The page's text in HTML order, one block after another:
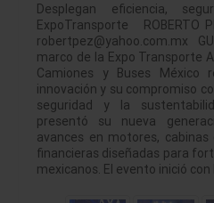
Desplegan eficiencia,
ExpoTransporte ROBERTO
robertpez@yahoo.com.mx
marco de la Expo Transporte
Camiones y Buses México
innovación y su compromiso
seguridad y la
presentó su nueva
avances en motores, cabinas
financieras diseñadas para
mexicanos. El evento inició